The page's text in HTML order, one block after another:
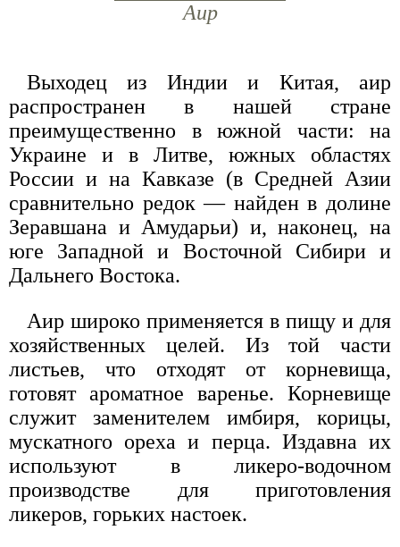
Аир
Выходец из Индии и Китая, аир
распространен в нашей стране
преимущественно в южной части: на
Украине и в Литве, южных областях
России и на Кавказе (в Средней Азии
сравнительно редок — найден в долине
Зеравшана и Амударьи) и, наконец, на
юге Западной и Восточной Сибири и
Дальнего Востока.
Аир широко применяется в пищу и для
хозяйственных целей. Из той части
листьев, что отходят от корневища,
готовят ароматное варенье. Корневище
служит заменителем имбиря, корицы,
мускатного ореха и перца. Издавна их
используют в ликеро-водочном
производстве для приготовления
ликеров, горьких настоек.